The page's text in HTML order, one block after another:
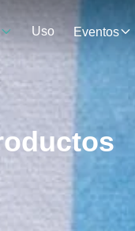
Uso Eventos